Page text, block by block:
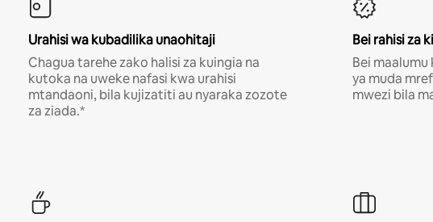
Urahisi wa kubadilika unaohitaji
Chagua tarehe zako halisi za kuingia na
kutoka na uweke nafasi kwa urahisi
mtandaoni, bila kujizatiti au nyaraka zozote
za ziada.*
Bei rahisi za
Bei
ya muda
mwezi bila